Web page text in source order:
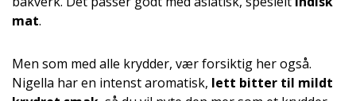
mat.
Men som med alle krydder, vær forsiktig her også.
Nigella har en intenst aromatisk, lett bitter til mildt